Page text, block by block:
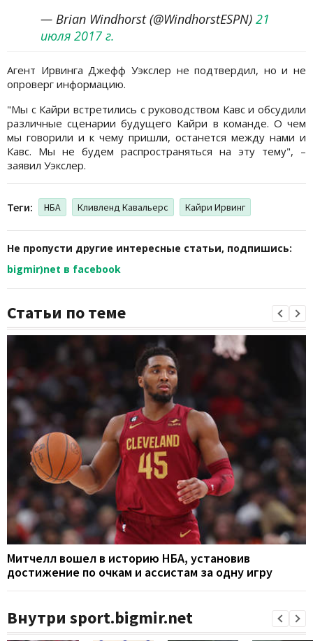
— Brian Windhorst (@WindhorstESPN) 21
июля 2017 г.
Агент Ирвинга Джефф Уэкслер не подтвердил, но и не
опроверг информацию.
"Мы с Кайри встретились с руководством Кавс и обсудили
различные сценарии будущего Кайри в команде. О чем
мы говорили и к чему пришли, останется между нами и
Кавс. Мы не будем распространяться на эту тему", –
заявил Уэкслер.
Теги: НБА Кливленд Кавальерс Кайри Ирвинг
Не пропусти другие интересные статьи, подпишись:
bigmir)net в facebook
Статьи по теме
Митчелл вошел в историю НБА, установив
достижение по очкам и ассистам за одну игру
Внутри sport.bigmir.net